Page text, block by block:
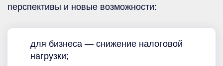
перспективы и новые возможности:
для бизнеса — снижение налоговой
нагрузки;